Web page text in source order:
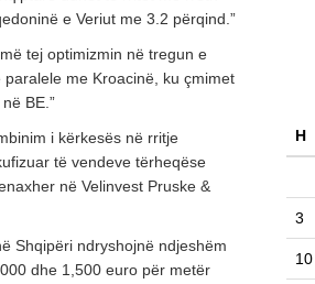
e Veriut me 3.2 përqind.”
tej optimizmin në tregun e
me Kroacinë, ku çmimet
BE.”
i kërkesës në rritje
të vendeve tërheqëse
në Velinvest Pruske &
Shqipëri ndryshojnë ndjeshëm
dhe 1,500 euro për metër
H
3
10